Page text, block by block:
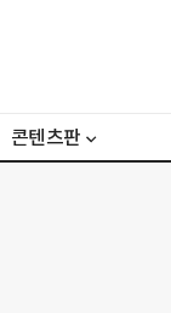
콘텐츠판